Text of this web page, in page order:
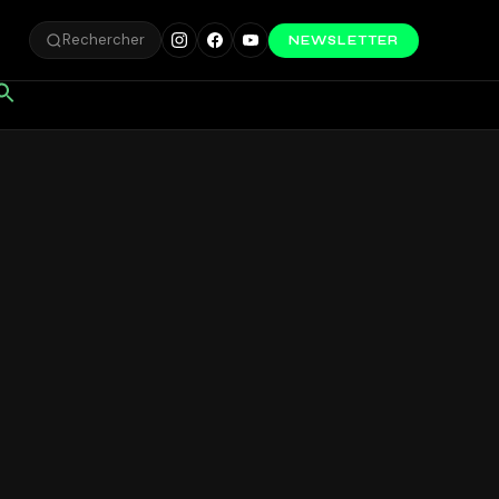
Rechercher NEWSLETTER